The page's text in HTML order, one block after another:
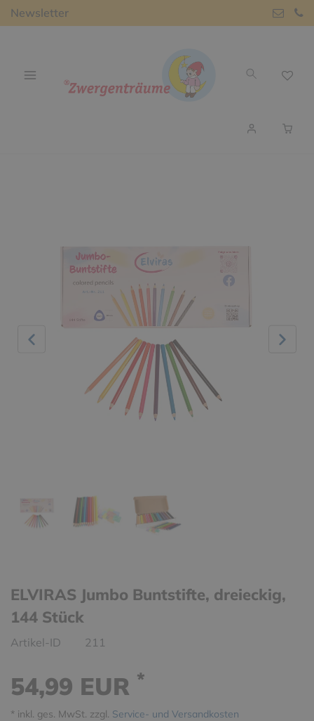
Newsletter
ELVIRAS Jumbo Buntstifte, dreieckig,
144 Stück
Artikel-ID 211
54,99 EUR *
* inkl. ges. MwSt. zzgl. Service- und Versandkosten